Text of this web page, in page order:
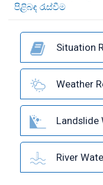
පිළිබඳ රැස්වීම
Situation
Weather
Landslide
River